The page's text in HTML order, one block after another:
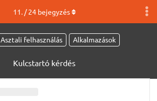
Asztali felhasználás Alkalmazások
Kulcstartó kérdés
11. /24bejegyzés